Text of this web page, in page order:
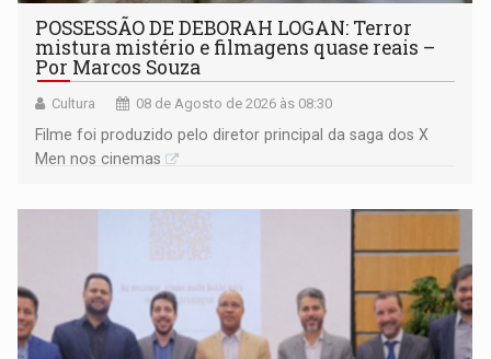
POSSESSÃO DE DEBORAH LOGAN: Terror
mistura mistério e filmagens quase reais –
Por Marcos Souza
Cultura 08 de Agosto de 2026 às 08:30
Filme foi produzido pelo diretor principal da saga dos X
Men nos cinemas